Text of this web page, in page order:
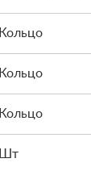
Кольцо
Кольцо
Кольцо
Шт